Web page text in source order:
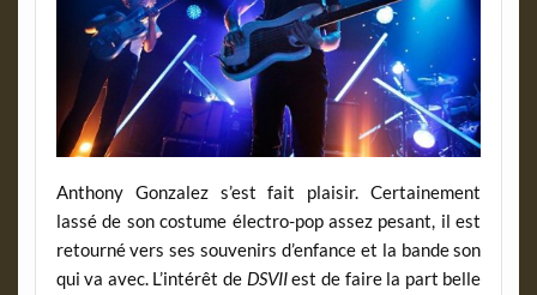
Anthony Gonzalez s’est fait plaisir. Certainement
lassé de son costume électro-pop assez pesant, il est
retourné vers ses souvenirs d’enfance et la bande son
qui va avec. L’intérêt de DSVIIest de faire la part belle